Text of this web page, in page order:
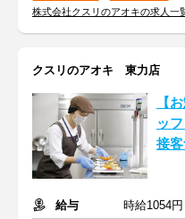
株式会社クスリのアオキの求人一
クスリのアオキ 東力店
【
ッ
接
給与 時給1054円